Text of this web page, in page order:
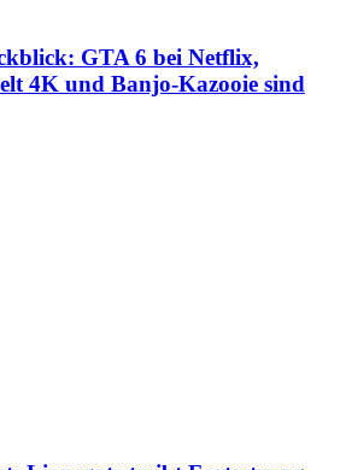
GTA 6 bei Netflix,
4K und Banjo-Kazooie sind